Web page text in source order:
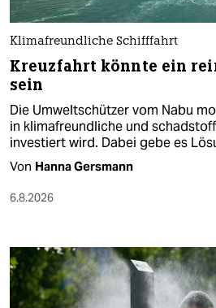
Klimafreundliche Schifffahrt
Kreuzfahrt könnte ein
sein
Die Umweltschützer vom Nabu
in klimafreundliche und
investiert wird. Dabei gebe es
Von Hanna Gersmann
6.8.2026